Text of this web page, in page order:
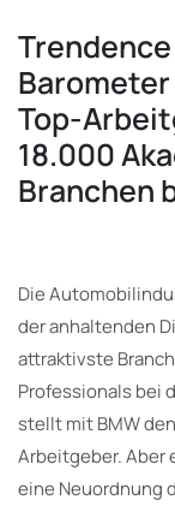
Top-
18.000
Branchen
Die
der anhaltenden
attraktivste
Professionals bei
stellt mit BMW
Arbeitgeber. Aber
eine Neuordnung